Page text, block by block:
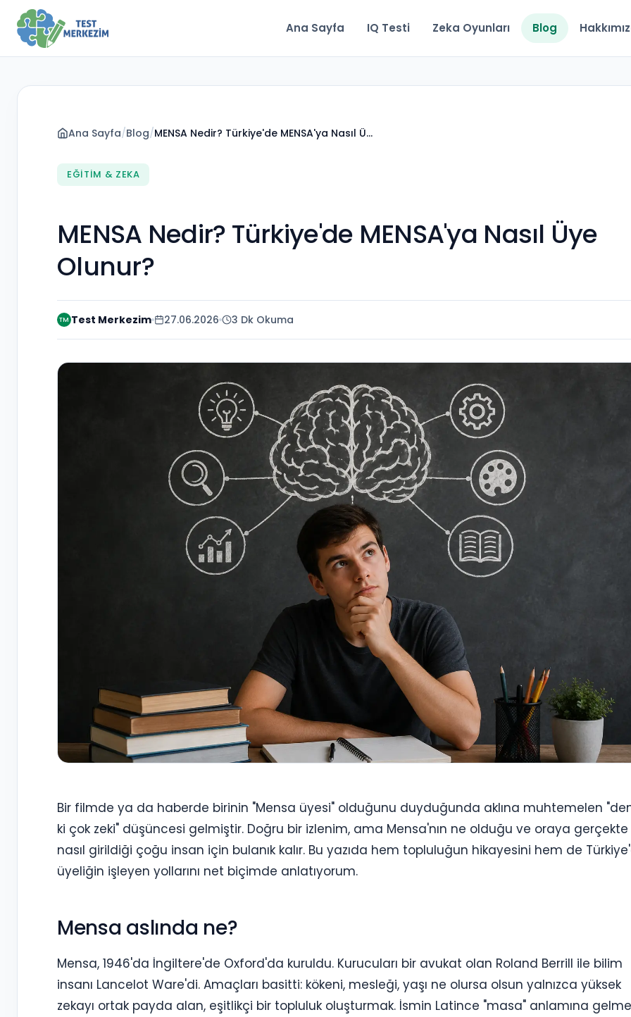
Ana Sayfa IQ Testi Zeka Oyunları Blog
Ana Sayfa/Blog/MENSA Nedir? Türkiye'de MENSA'ya Nasıl Ü…
EĞITIM & ZEKA
MENSA Nedir? Türkiye'de MENSA'ya Nasıl Üye
Olunur?
TM Test Merkezim 27.06.2026 3 Dk Okuma
Bir filmde ya da haberde birinin "Mensa üyesi" olduğunu duyduğunda aklına muhtemelen
ki çok zeki" düşüncesi gelmiştir. Doğru bir izlenim, ama Mensa'nın ne olduğu ve oraya gerçekte
nasıl girildiği çoğu insan için bulanık kalır. Bu yazıda hem topluluğun hikayesini hem de
üyeliğin işleyen yollarını net biçimde anlatıyorum.
Mensa aslında ne?
Mensa, 1946'da İngiltere'de Oxford'da kuruldu. Kurucuları bir avukat olan Roland Berrill ile bilim
insanı Lancelot Ware'di. Amaçları basitti: kökeni, mesleği, yaşı ne olursa olsun yalnızca yüksek
zekayı ortak payda alan, eşitlikçi bir topluluk oluşturmak. İsmin Latince "masa" anlamına